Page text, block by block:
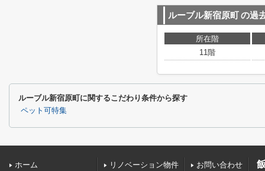
ルーブル新宿原町の過
所在階
11階
ルーブル新宿原町に関するこだわり条件から探す
ペット可特集
ホーム
リノベーション物件
お問い合わせ